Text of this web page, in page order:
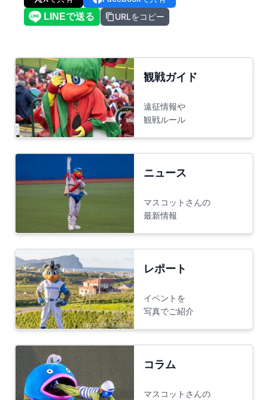
URLをコピー
観戦ガイド
遠征情報や
観戦ルール
ニュース
マスコットさんの
最新情報
レポート
イベントを
写真でご紹介
コラム
マスコットさんの